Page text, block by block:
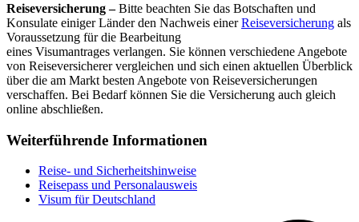
Reiseversicherung –Bitte beachten Sie das Botschaften und
Konsulate einiger Länder den Nachweis einerReiseversicherung als
Voraussetzung für die Bearbeitung
eines Visumantrages verlangen. Sie können verschiedene Angebote
von Reiseversicherer vergleichen und sich einen aktuellen Überblick
über die am Markt besten Angebote von Reiseversicherungen
verschaffen. Bei Bedarf können Sie die Versicherung auch gleich
online abschließen.
Weiterführende Informationen
Reise- und Sicherheitshinweise
Reisepass und Personalausweis
Visum für Deutschland